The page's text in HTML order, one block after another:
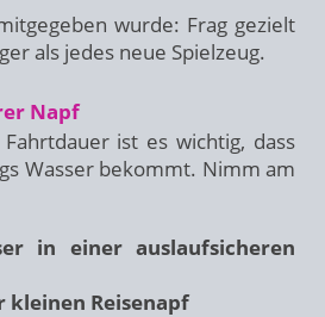
wurde: Frag gezielt
als jedes neue Spielzeug.
Napf
ist es wichtig, dass
Wasser bekommt. Nimm am
in einer auslaufsicheren
kleinen Reisenapf